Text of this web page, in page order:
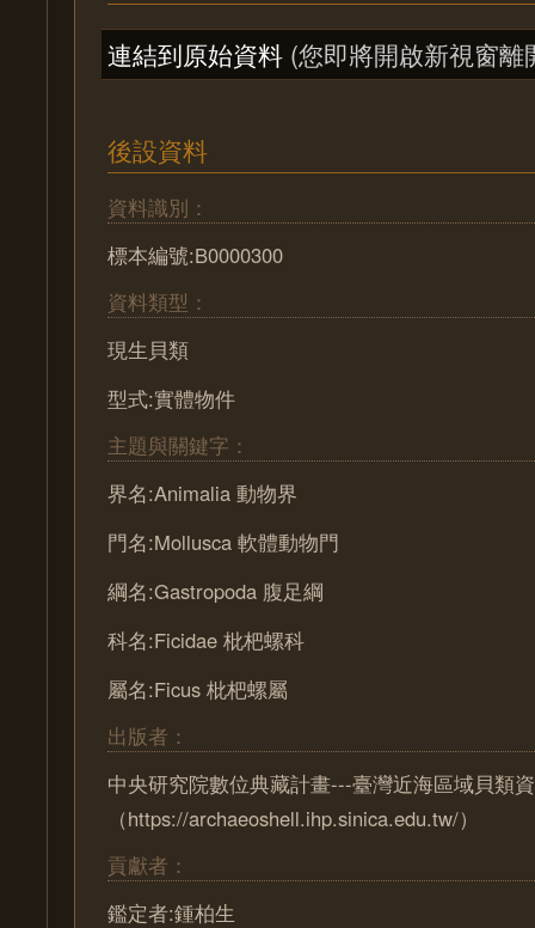
連結到原始資料 (您即將開啟新視窗離
後設資料
資料識別：
標本編號:B0000300
資料類型：
現生貝類
型式:實體物件
主題與關鍵字：
界名:Animalia 動物界
門名:Mollusca 軟體動物門
綱名:Gastropoda 腹足綱
科名:Ficidae 枇杷螺科
屬名:Ficus 枇杷螺屬
出版者：
中央研究院數位典藏計畫---臺灣近海區域貝類
（https://archaeoshell.ihp.sinica.edu.tw/）
貢獻者：
鑑定者:鍾柏生